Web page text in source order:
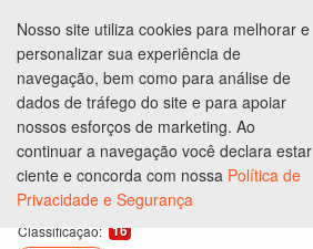
Ingressos Lugares Produtos
Backrooms: Um Não-Lugar
Classificação: 16
Nosso site utiliza cookies para melhorar e
personalizar sua experiência de
navegação, bem como para análise de
dados de tráfego do site e para apoiar
nossos esforços de marketing. Ao
continuar a navegação você declara estar
ciente e concorda com nossa Política de
Privacidade e Segurança